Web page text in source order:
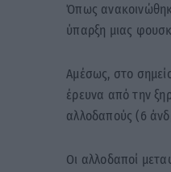
Όπως
ύπαρξη μιας
Αμέσως, στο
έρευνα από την
αλλοδαπούς (6
Οι αλλοδαποί